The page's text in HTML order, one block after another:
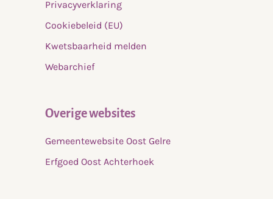
Privacyverklaring
Cookiebeleid (EU)
Kwetsbaarheid melden
Webarchief
Overige websites
Gemeentewebsite Oost Gelre
Erfgoed Oost Achterhoek